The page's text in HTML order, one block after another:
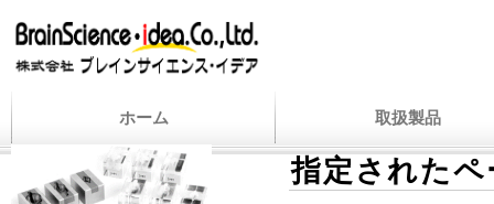
ホーム 取扱製品
指定された